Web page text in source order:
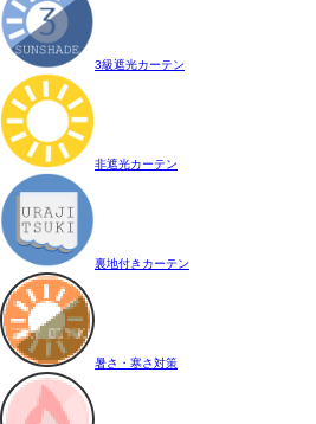
3級遮光カーテン
非遮光カーテン
裏地付きカーテン
暑さ・寒さ対策